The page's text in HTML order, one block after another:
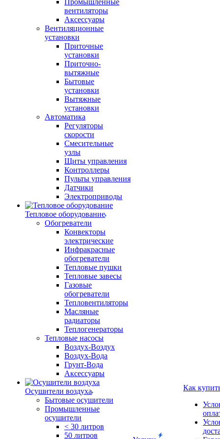
Промышленные
вентиляторы
Аксессуары
Вентиляционные
установки
Приточные
установки
Приточно-
вытяжные
Бытовые
установки
Вытяжные
установки
Автоматика
Регуляторы
скорости
Смесительные
узлы
Щиты управления
Контроллеры
Пульты управления
Датчики
Электроприводы
Тепловое оборудование
Обогреватели
Конвекторы
электрические
Инфракрасные
обогреватели
Тепловые пушки
Тепловые завесы
Газовые
обогреватели
Тепловентиляторы
Масляные
радиаторы
Теплогенераторы
Тепловые насосы
Воздух-Воздух
Воздух-Вода
Грунт-Вода
Аксессуары
Осушители воздуха
Бытовые осушители
Промышленные
осушители
< 30 литров
50 литров
Как